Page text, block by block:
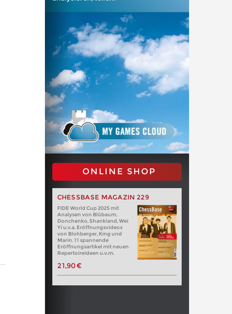
ONLINE SHOP
CHESSBASE MAGAZIN 229
FIDE World Cup 2025 mit
Analysen von Blübaum,
Donchenko, Shankland, Wei
Yi u.v.a. Eröffnungsvideos
von Blohberger, King und
Marin. 11 spannende
Eröffnungsartikel mit neuen
Repertoireideen u.v.m.
21,90 €